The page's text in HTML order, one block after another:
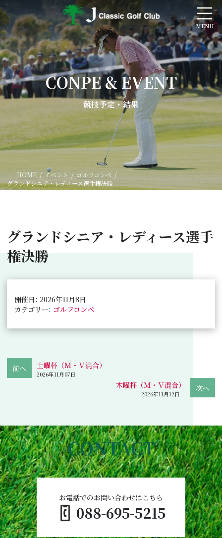
コ
ン
テ
ン
ツ
へ
ス
キ
ッ
プ
ナ
ビ
ゲ
ー
シ
ョ
ン
に
移
動
CONPE & EVENT
競技予定・結果
HOME イベント
ゴルフコンペ
グランドシニア・レディース選手権決勝
グランドシニア・レディース選手
権決勝
開催日: 2026年11月8日
カテゴリー: ゴルフコンペ
土曜杯（Ｍ・Ｖ混合）
2026年11月07日
木曜杯（Ｍ・Ｖ混合）
2026年11月12日
CONTACT
088-695-5215
お電話でのお問い合わせはこちら